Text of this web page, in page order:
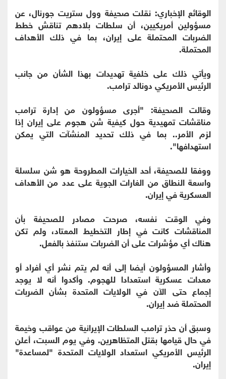
الوقائع الإخباري: نقلت صحيفة وول ستريت جورنال، عن
مسؤولين أمريكيين، أن سلطات بلادهم تناقش خطط
الضربات المحتملة على إيران، بما في ذلك الأهداف
المحتملة.
ويأتي ذلك على خلفية تهديدات بهذا الشأن من جانب
الرئيس الأمريكي دونالد ترامب.
وقالت الصحيفة: "أجرى مسؤولون من إدارة ترامب
مناقشات تمهيدية حول كيفية شن هجوم على إيران إذا
لزم الأمر.. بما في ذلك تحديد المنشآت التي يمكن
استهدافها".
ووفقا للصحيفة، أحد الخيارات المطروحة هو شن سلسلة
واسعة النطاق من الغارات الجوية على عدد من الأهداف
العسكرية في إيران.
وفي الوقت نفسه، صرحت مصادر للصحيفة بأن
المناقشات كانت في إطار التخطيط المعتاد، ولم تكن
هناك أي مؤشرات على أن الضربات ستنفذ بالفعل.
وأشار المسؤولون أيضا إلى أنه لم يتم نشر أي أفراد أو
معدات عسكرية استعدادا للهجوم. وأكدوا أنه لا يوجد
إجماع حتى الآن في الولايات المتحدة بشأن الضربات
المحتملة ضد إيران.
وسبق أن حذر ترامب السلطات الإيرانية من عواقب وخيمة
في حال قيامها بقتل المتظاهرين. وفي يوم السبت، أعلن
الرئيس الأمريكي استعداد الولايات المتحدة "لمساعدة"
إيران.